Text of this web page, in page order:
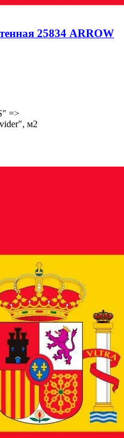
25834 ARROW
=>
м2